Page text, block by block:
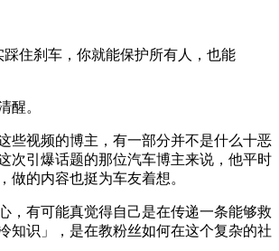
踩住刹车，你就能保护所有人，也能
醒。
些视频的博主，有一部分并不是什么十恶
次引爆话题的那位汽车博主来说，他平时
做的内容也挺为车友着想。
，有可能真觉得自己是在传递一条能够救
知识」，是在教粉丝如何在这个复杂的社